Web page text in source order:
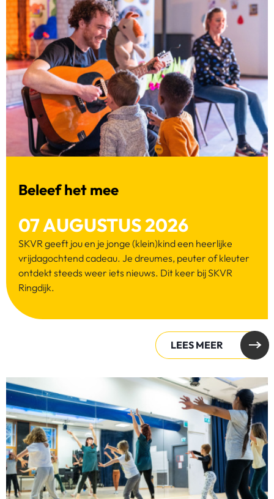
07 AUGUSTUS 2026
Beleef het mee
SKVR geeft jou en je jonge (klein)kind een heerlijke
vrijdagochtend cadeau. Je dreumes, peuter of kleuter
ontdekt steeds weer iets nieuws. Dit keer bij SKVR
Ringdijk.
LEES MEER